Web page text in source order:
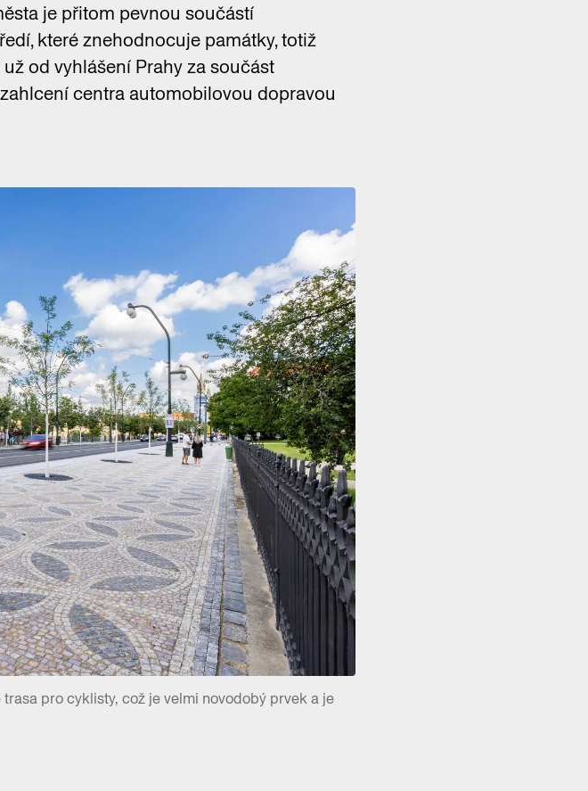
je přitom pevnou součástí
které znehodnocuje památky, totiž
od vyhlášení Prahy za součást
centra automobilovou dopravou
pro cyklisty, což je velmi novodobý prvek a je